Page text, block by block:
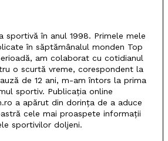
sportivă în anul 1998. Primele mele
în săptămânalul monden Top
am colaborat cu cotidianul
o scurtă vreme, corespondent la
de 12 ani, m-am întors la prima
sportiv. Publicația online
a apărut din dorința de a aduce
cele mai proaspete informații
sportivilor doljeni.